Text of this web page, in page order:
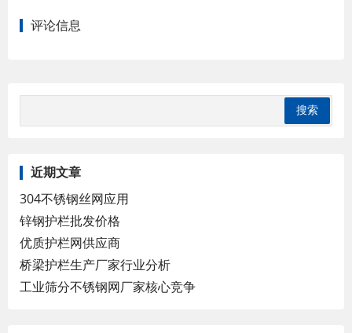
评论信息
近期文章
304不锈钢丝网应用
锌钢护栏批发价格
优质护栏网供应商
桥梁护栏生产厂家行业分析
工业筛分不锈钢网厂家核心竞争